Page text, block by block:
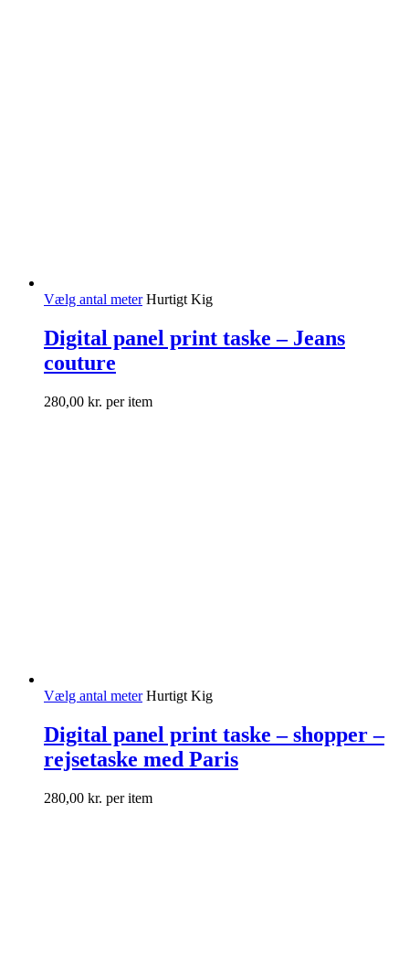
Vælg antal meter Hurtigt Kig
Digital panel print taske – Jeans
couture
280,00 kr. per item
Vælg antal meter Hurtigt Kig
Digital panel print taske – shopper –
rejsetaske med Paris
280,00 kr. per item